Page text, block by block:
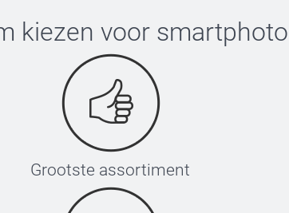
kiezen voor smartphoto
Grootste assortiment